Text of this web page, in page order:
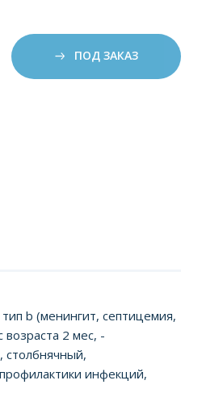
ПОД ЗАКАЗ
b (менингит, септицемия,
2 мес, -
инфекций,